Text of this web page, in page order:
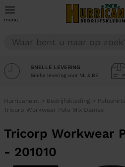
menu
SNELLE LEVERING
Snelle levering voor NL & BE
Hurricane.nl > Bedrijfskleding > Poloshirts
Tricorp Workwear Polo Mix Dames
Tricorp Workwear
- 201010